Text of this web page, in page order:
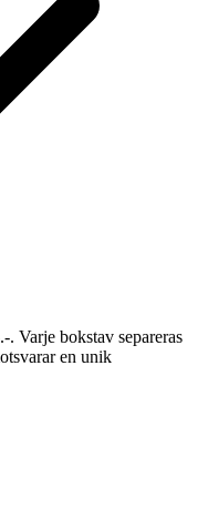
Varje bokstav separeras
en unik